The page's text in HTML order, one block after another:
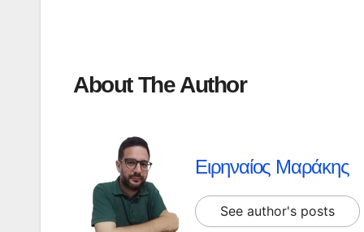
About The Author
Ειρηναίος Μαράκης
See author's posts